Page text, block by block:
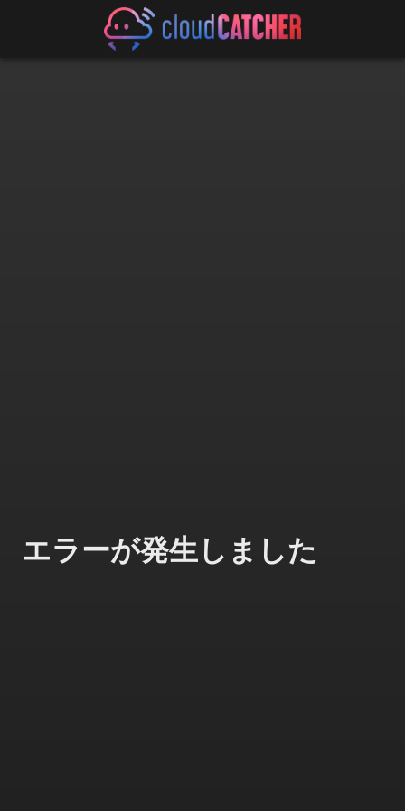
エラーが発生しました